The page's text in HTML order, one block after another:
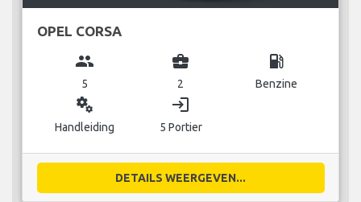
OPEL CORSA
group
5
business_center
2
local_gas_station
Benzine
miscellaneous_services
Handleiding
login
5 Portier
DETAILS WEERGEVEN...